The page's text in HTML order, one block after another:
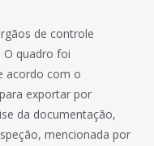
de controle
O quadro foi
acordo com o
exportar por
da documentação,
mencionada por